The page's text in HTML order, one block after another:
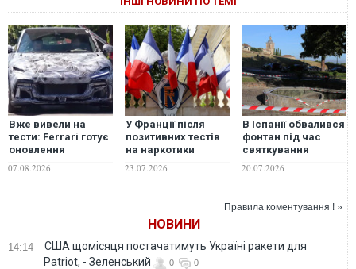
Вже вивели на
тести: Ferrari готує
оновлення
Purosangue. ВІДЕО
07.08.2026
У Франції після
позитивних тестів
на наркотики
кількох посадовців
23.07.2026
В Іспанії обвалився
фонтан під час
святкування
загиблий та
20.07.2026
Правила коментування ! »
НОВИНИ
14:14
США щомісяця постачатимуть Україні ракети для
Patriot, - Зеленський
0 0